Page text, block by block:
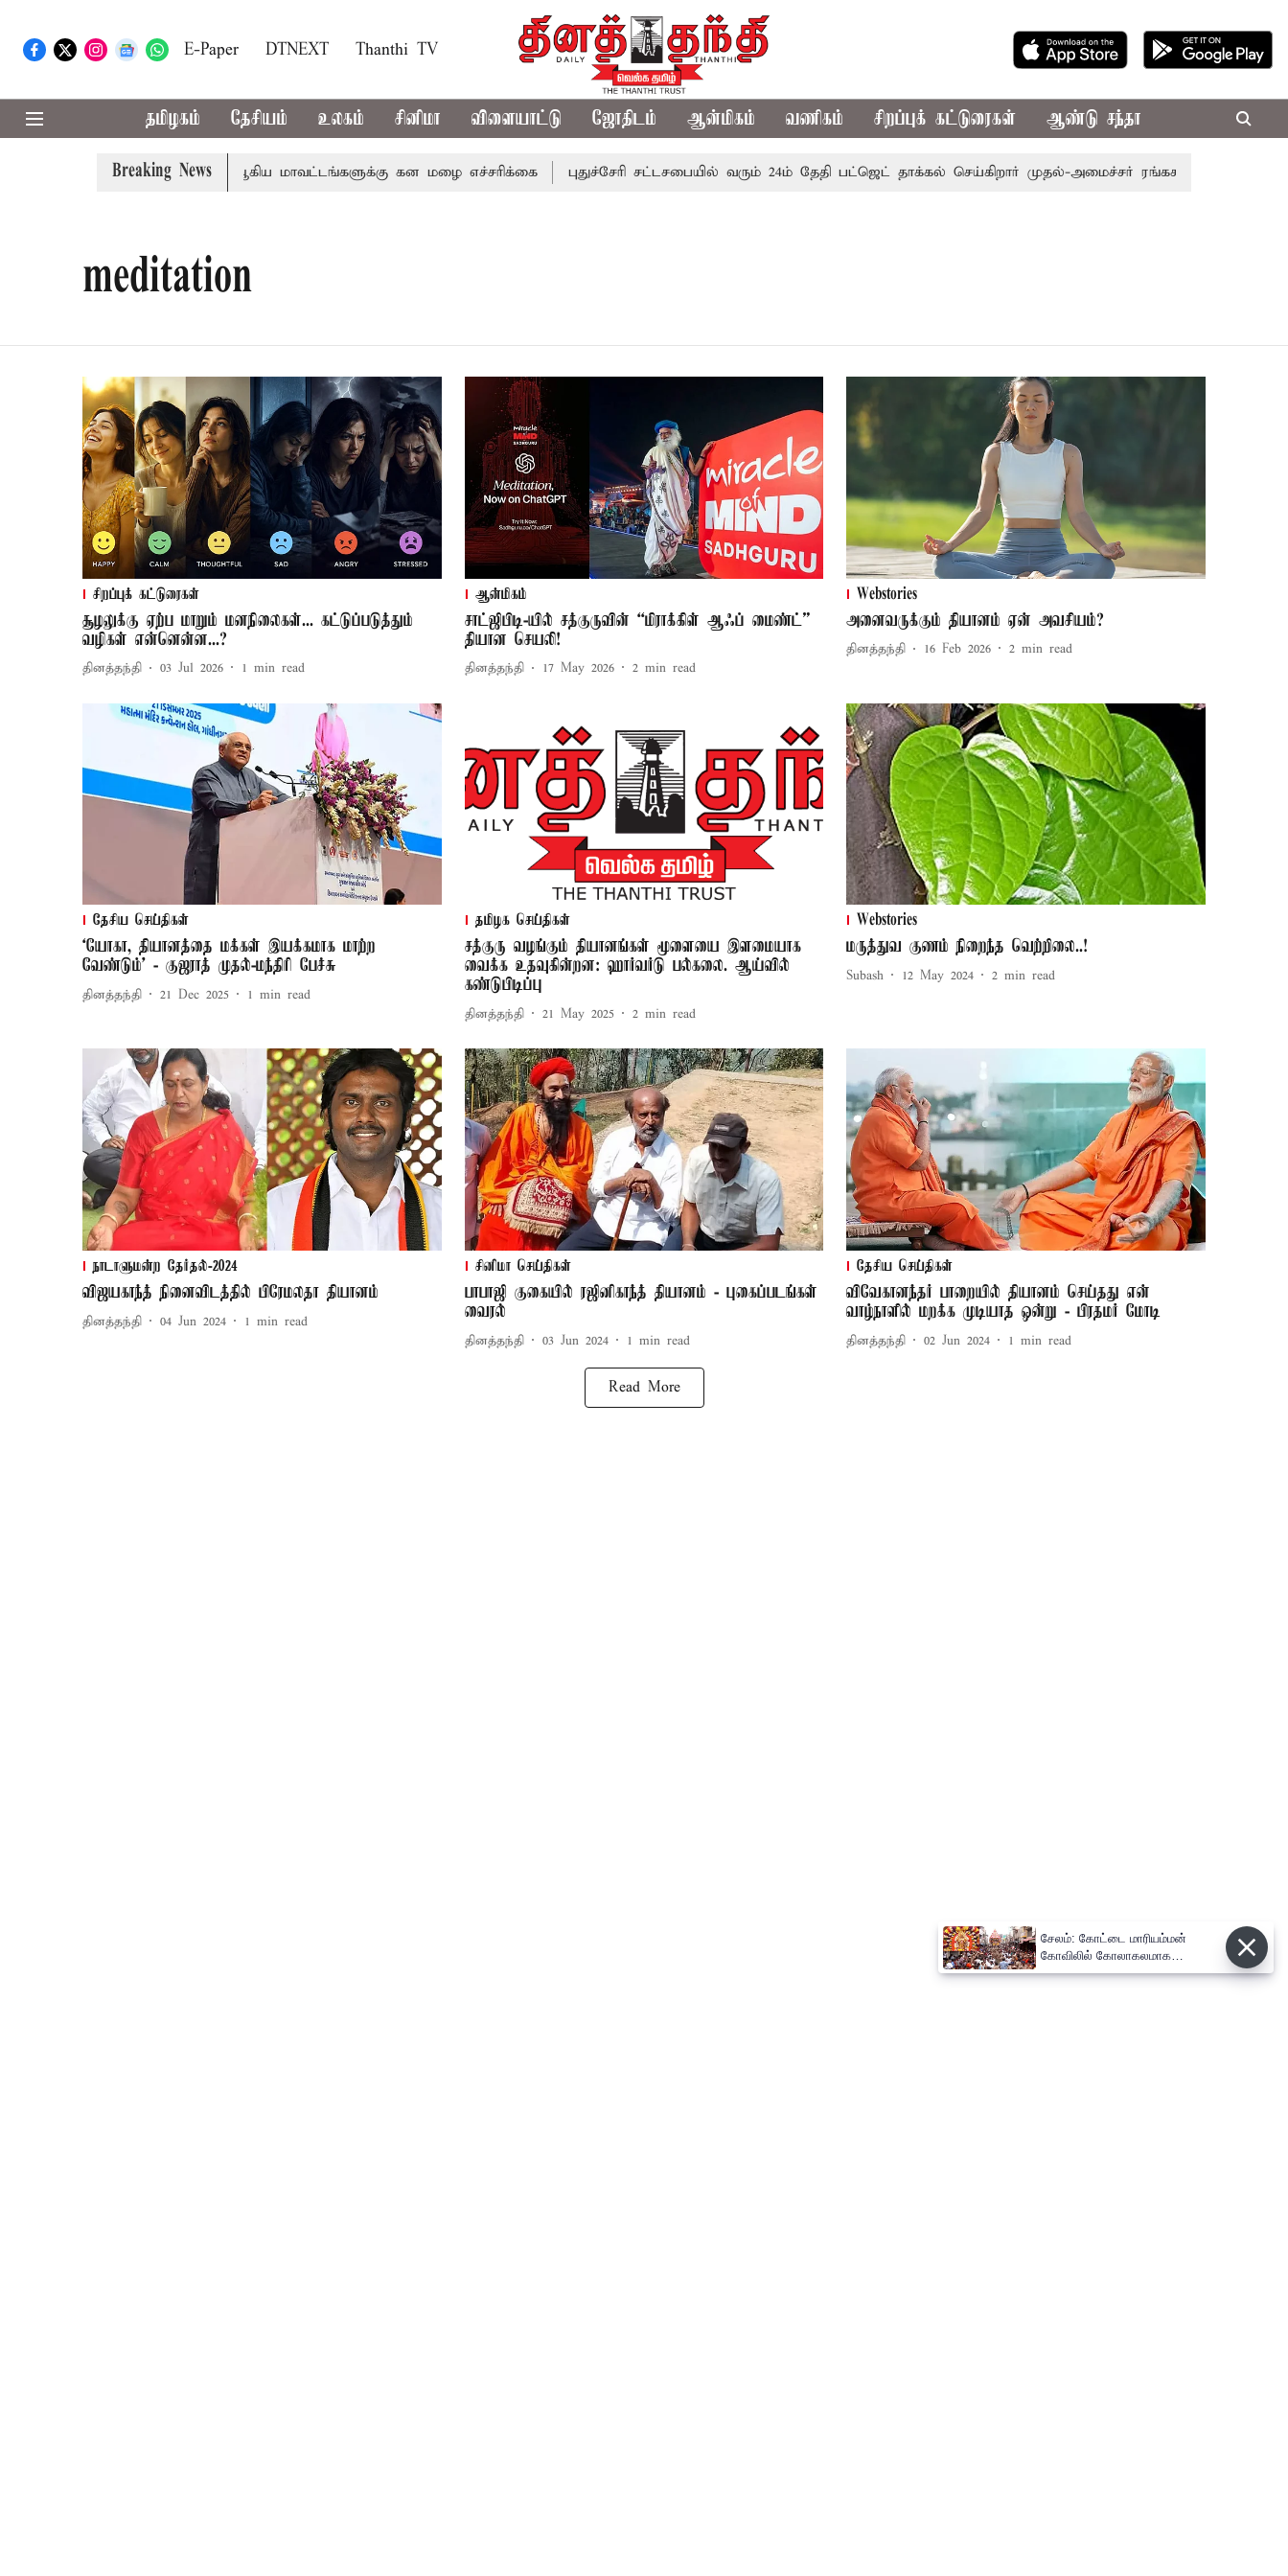
E-Paper DTNEXT Thanthi TV
தமிழகம் தேசியம் உலகம் சினிமா விளையாட்டு ஜோதிடம் ஆன்மிகம் வணிகம் சிறப்புக் கட்டுரைகள் ஆண்டு சந்தா
Breaking News
கோவை, தேனி,நீலகிரி ஆகிய மாவட்டங்களுக்கு கன மழை எச்சரிக்கை புதுச்சேரி சட்டசபையில் வரும் 24ம் தேதி பட்ஜெட் தாக்கல் செய்கிறார் முதல்-அமைச்சர் ரங்கசாமி
meditation
சிறப்புக் கட்டுரைகள்
சூழலுக்கு ஏற்ப மாறும் மனநிலைகள்... கட்டுப்படுத்தும்
வழிகள் என்னென்ன...?
தினத்தந்தி 03 Jul 2026 1 min read
ஆன்மிகம்
சாட்ஜிபிடி-யில் சத்குருவின் “மிராக்கிள் ஆஃப் மைண்ட்”
தியான செயலி!
தினத்தந்தி 17 May 2026 2 min read
Webstories
அனைவருக்கும் தியானம் ஏன் அவசியம்?
தினத்தந்தி 16 Feb 2026 2 min read
தேசிய செய்திகள்
‘யோகா, தியானத்தை மக்கள் இயக்கமாக மாற்ற
வேண்டும்’ - குஜராத் முதல்-மந்திரி பேச்சு
தினத்தந்தி 21 Dec 2025 1 min read
தமிழக செய்திகள்
சத்குரு வழங்கும் தியானங்கள் மூளையை இளமையாக
வைக்க உதவுகின்றன: ஹார்வர்டு பல்கலை. ஆய்வில்
கண்டுபிடிப்பு
தினத்தந்தி 21 May 2025 2 min read
Webstories
மருத்துவ குணம் நிறைந்த வெற்றிலை..!
Subash 12 May 2024 2 min read
நாடாளுமன்ற தேர்தல்-2024
விஜயகாந்த் நினைவிடத்தில் பிரேமலதா தியானம்
தினத்தந்தி 04 Jun 2024 1 min read
சினிமா செய்திகள்
பாபாஜி குகையில் ரஜினிகாந்த் தியானம் - புகைப்படங்கள்
வைரல்
தினத்தந்தி 03 Jun 2024 1 min read
தேசிய செய்திகள்
விவேகானந்தர் பாறையில் தியானம் செய்தது என்
வாழ்நாளில் மறக்க முடியாத ஒன்று - பிரதமர் மோடி
தினத்தந்தி 02 Jun 2024 1 min read
Read More
சேலம்: கோட்டை மாரியம்மன்
கோவிலில் கோலாகலமாக
நடைபெற்ற தேரோட்டம்